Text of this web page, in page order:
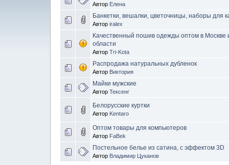
Автор Елена
Банкетки, вешалки, цветочницы, наборы для
Автор iralex
Качественный пошив одежды оптом в Москве
области
Автор Tri-Kota
Распродажа натуральных дубленок
Автор Виктория
Майки мужские
Автор Тексенг
Белорусские куртки
Автор Kentaro
Оптом товары для компьютеров
Автор FaBek
Постельное белье из сатина, с эффектом 3D
Автор Владимир Цуканов